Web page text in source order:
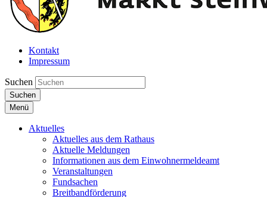
Kontakt
Impressum
Suchen
Suchen
Menü
Aktuelles
Aktuelles aus dem Rathaus
Aktuelle Meldungen
Informationen aus dem Einwohnermeldeamt
Veranstaltungen
Fundsachen
Breitbandförderung